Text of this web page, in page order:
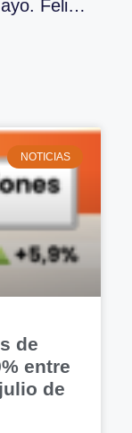
20 De Mayo. Feliz Día Del Recambista
NOTICIAS
de
entre
de